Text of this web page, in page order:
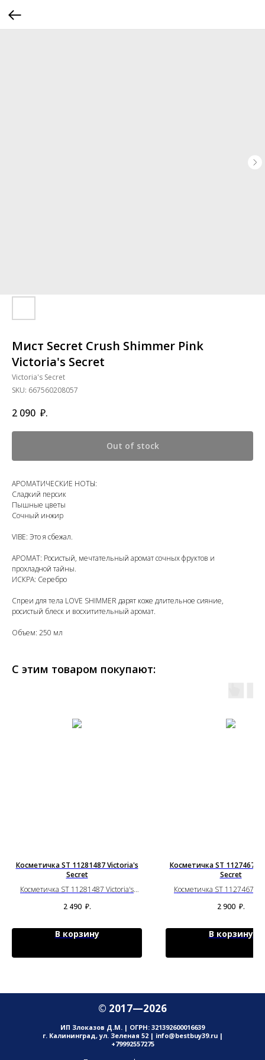
Мист Secret Crush Shimmer Pink
Victoria's Secret
Victoria's Secret
SKU: 667560208057
2 090 ₽.
Out of stock
АРОМАТИЧЕСКИЕ НОТЫ:
Сладкий персик
Пышные цветы
Сочный инжир
VIBE: Это я сбежал.
АРОМАТ: Росистый, мечтательный аромат сочных фруктов и
прохладной тайны.
ИСКРА: Серебро
Спреи для тела LOVE SHIMMER дарят коже длительное сияние,
росистый блеск и восхитительный аромат.
Объем: 250 мл
С этим товаром покупают:
Косметичка ST 11281487 Victoria's
Secret
Косметичка ST 11281487 Victoria's
2 490 ₽.
В корзину
Косметичка ST 11274675
Secret
Косметичка ST 11274675
2 900 ₽.
В корзину
© 2017—2026
ИП Злоказов Д.М. | ОГРН: 321392600016639
г. Калининград, ул. Зеленая 52 | info@bestbuy39.ru |
+79992557275